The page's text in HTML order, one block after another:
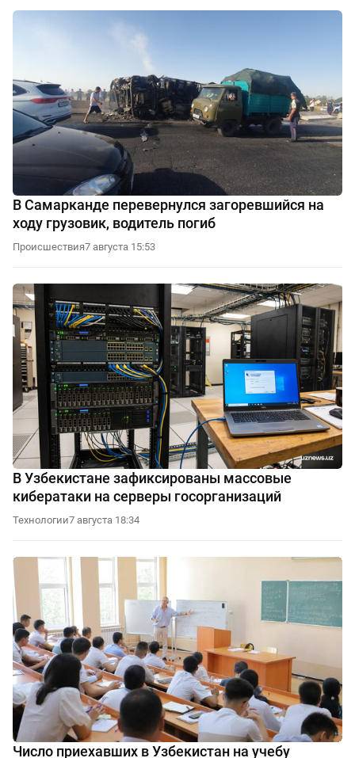
В Самарканде перевернулся загоревшийся на
ходу грузовик, водитель погиб
Происшествия7 августа 15:53
В Узбекистане зафиксированы массовые
кибератаки на серверы госорганизаций
Технологии7 августа 18:34
Число приехавших в Узбекистан на учебу